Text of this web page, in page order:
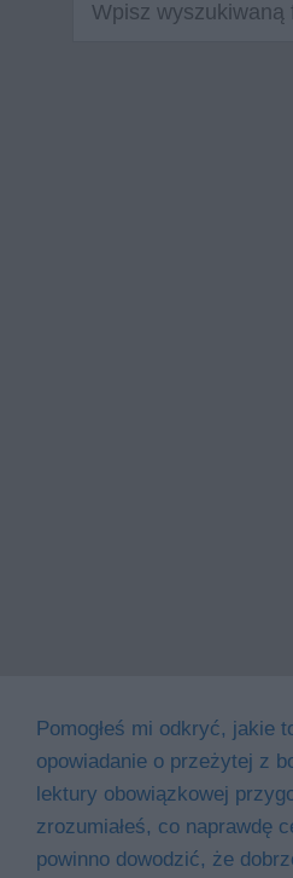
Pomogłeś mi odkryć, jakie
opowiadanie o przeżytej z
lektury obowiązkowej
zrozumiałeś, co naprawdę
powinno dowodzić, że